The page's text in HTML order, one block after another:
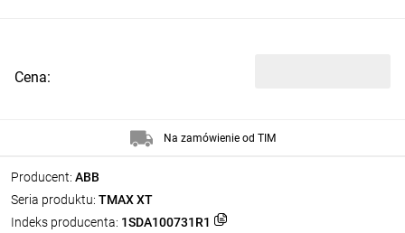
Producent: ABB
Seria produktu: TMAX XT
Indeks producenta: 1SDA100731R1
Cena:
Na zamówienie od TIM